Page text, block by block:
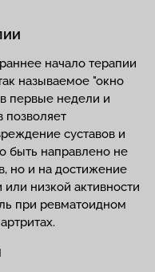
начало терапии
называемое "окно
первые недели и
позволяет
суставов и
быть направлено не
но и на достижение
низкой активности
при ревматоидном